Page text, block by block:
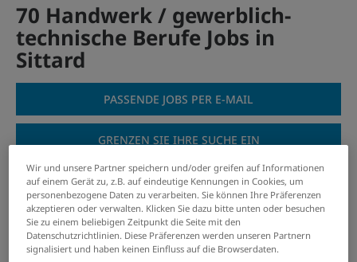
70 Handwerk / gewerblich-
technische Berufe Jobs in
Sittard
PASSENDE JOBS PER E-MAIL
GRENZEN SIE IHRE SUCHE EIN
Fachangestellte/n für
Bäderbetriebe (m/w/d)
21.07.2026 /Stadt Hückelhoven / Hückelhoven
Wir und unsere Partner speichern und/oder greifen auf Informationen
auf einem Gerät zu, z.B. auf eindeutige Kennungen in Cookies, um
personenbezogene Daten zu verarbeiten. Sie können Ihre Präferenzen
akzeptieren oder verwalten. Klicken Sie dazu bitte unten oder besuchen
Sie zu einem beliebigen Zeitpunkt die Seite mit den
Datenschutzrichtlinien. Diese Präferenzen werden unseren Partnern
signalisiert und haben keinen Einfluss auf die Browserdaten.